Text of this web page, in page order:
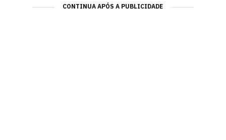
CONTINUA APÓS A PUBLICIDADE